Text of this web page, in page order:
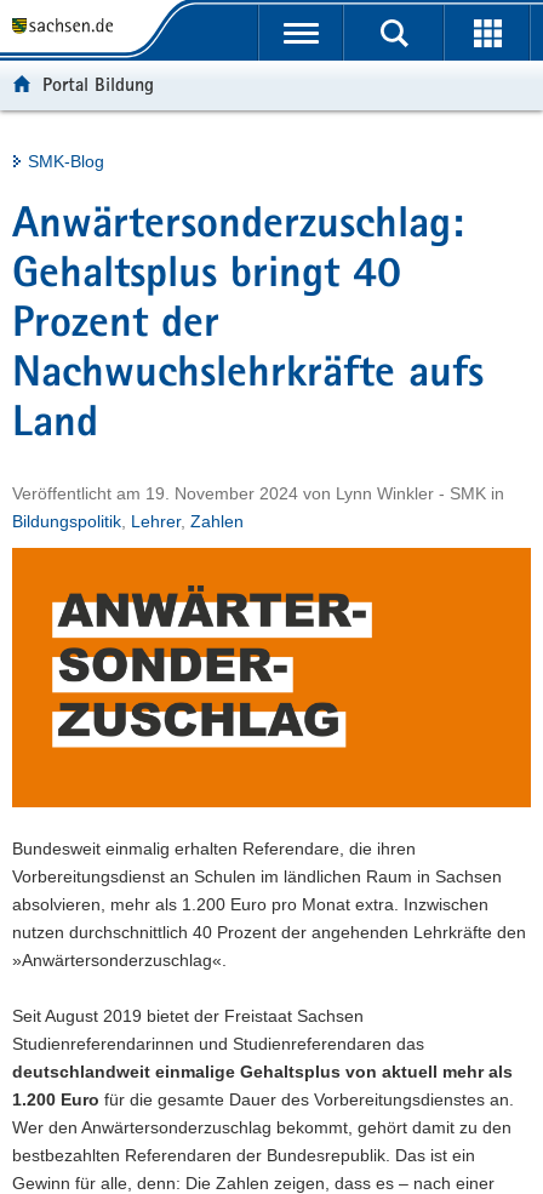
t
b
e
r
g
r
i
e
e
u
n
h
a
l
t
e
v
c
e
Portalübergreifende
Portal Bildung
Hauptinhalt
SMK-Blog
Anwärtersonderzuschlag:
Gehaltsplus bringt 40
Prozent der
Nachwuchslehrkräfte aufs
Land
Veröffentlicht am 19. November 2024 von Lynn Winkler - SMK in
Bildungspolitik Lehrer, Zahlen
Bundesweit einmalig erhalten Referendare, die ihren
Vorbereitungsdienst an Schulen im ländlichen Raum in Sachsen
absolvieren, mehr als 1.200 Euro pro Monat extra. Inzwischen
nutzen durchschnittlich 40 Prozent der angehenden Lehrkräfte den
»Anwärtersonderzuschlag«.
Seit August 2019 bietet der Freistaat Sachsen
Studienreferendarinnen und Studienreferendaren das
deutschlandweit einmalige Gehaltsplus von aktuell mehr als
1.200 Euro für die gesamte Dauer des Vorbereitungsdienstes an.
Wer den Anwärtersonderzuschlag bekommt, gehört damit zu den
bestbezahlten Referendaren der Bundesrepublik. Das ist ein
Gewinn für alle, denn: Die Zahlen zeigen, dass es – nach einer